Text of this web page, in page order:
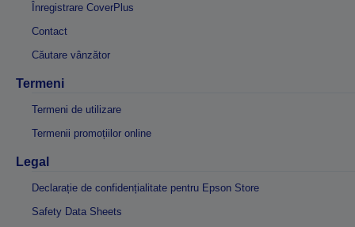
Înregistrare CoverPlus
Contact
Căutare vânzător
Termeni
Termeni de utilizare
Termenii promoțiilor online
Legal
Declarație de confidențialitate pentru Epson Store
Safety Data Sheets